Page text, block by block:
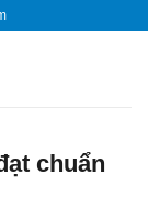
chuẩn